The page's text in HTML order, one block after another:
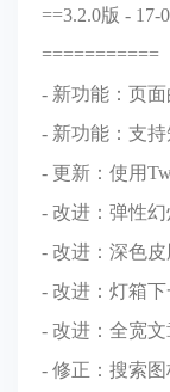
==3.2.0版 - 17-
===========
- 新功能：页面
- 新功能：支持
- 更新：使用
- 改进：弹性幻
- 改进：深色皮
- 改进：灯箱
- 改进：全宽文
- 修正：搜索图